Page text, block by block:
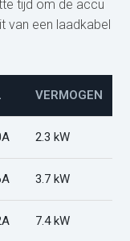
tijd om de accu
van een laadkabel
VERMOGEN
2.3 kW
3.7 kW
7.4 kW